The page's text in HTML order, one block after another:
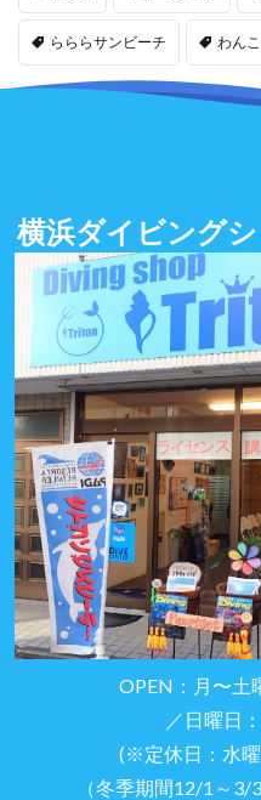
らららサンビーチ わん
横浜ダイビング
OPEN：月〜土
／日曜日
(※定休日：水
（冬季期間12/1～3/